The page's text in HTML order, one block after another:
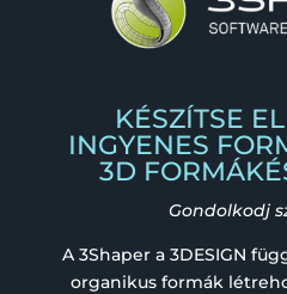
KÉSZÍTSE
INGYENES
3D
Gondolkodj
A 3Shaper a 3DESIGN
organikus formák